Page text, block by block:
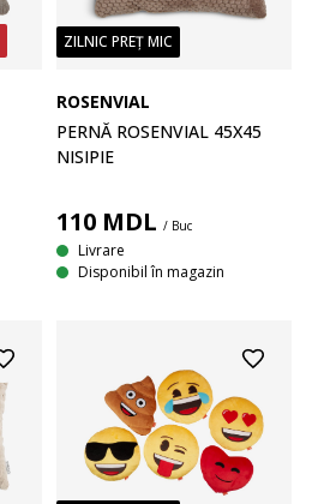
ZILNIC PREȚ MIC
ROSENVIAL
PERNĂ ROSENVIAL 45X45
NISIPIE
110 MDL / Buc
Livrare
Disponibil în magazin